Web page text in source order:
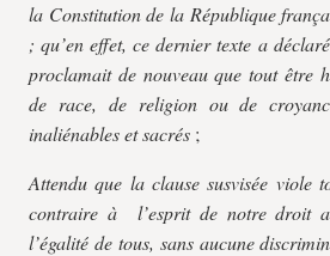
la Constitution de la République
; qu’en effet, ce dernier texte a
proclamait de nouveau que tout être
de race, de religion ou de
inaliénables et sacrés ;
Attendu que la clause susvisée viole
contraire à l’esprit de notre droit
l’égalité de tous, sans aucune